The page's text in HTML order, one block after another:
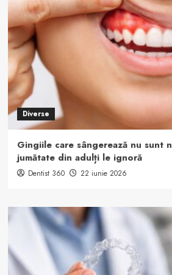
Diverse
Gingiile care sângerează nu sunt
jumătate din adulți le ignoră
Dentist 360 22 iunie 2026